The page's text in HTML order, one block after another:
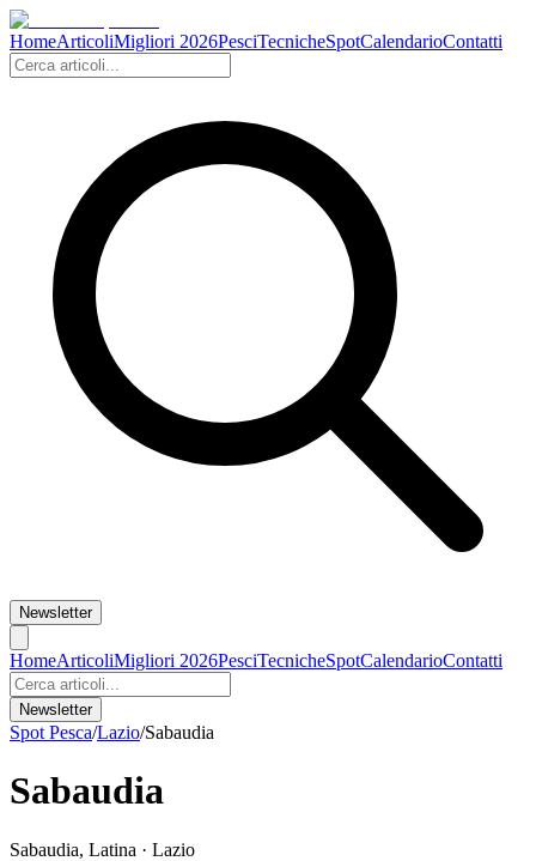
HomeArticoliMigliori 2026PesciTecnicheSpotCalendarioContatti
Newsletter
HomeArticoliMigliori 2026PesciTecnicheSpotCalendarioContatti
Newsletter
Spot Pesca/Lazio/Sabaudia
Sabaudia
Sabaudia, Latina · Lazio